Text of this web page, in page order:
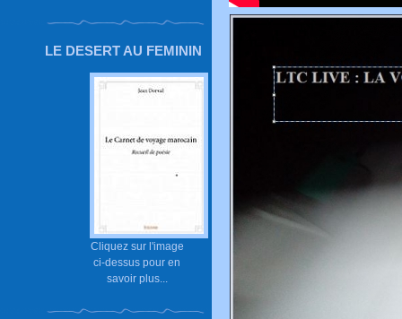
LE DESERT AU FEMININ
Cliquez sur l'image
ci-dessus pour en
savoir plus...